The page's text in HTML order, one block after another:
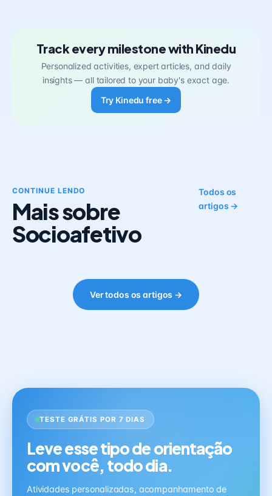
Track every milestone with Kinedu
Personalized activities, expert articles, and daily
insights — all tailored to your baby's exact age.
Try Kinedu free →
CONTINUE LENDO
Mais sobre
Socioafetivo
Todos os
artigos →
Ver todos os artigos →
TESTE GRÁTIS POR 7 DIAS
Leve esse tipo de orientação
com você, todo dia.
Atividades personalizadas, acompanhamento de